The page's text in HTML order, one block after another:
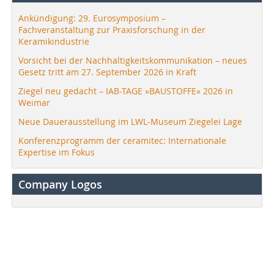
Ankündigung: 29. Eurosymposium –
Fachveranstaltung zur Praxisforschung in der
Keramikindustrie
Vorsicht bei der Nachhaltigkeitskommunikation – neues
Gesetz tritt am 27. September 2026 in Kraft
Ziegel neu gedacht – IAB-TAGE »BAUSTOFFE« 2026 in
Weimar
Neue Dauerausstellung im LWL-Museum Ziegelei Lage
Konferenzprogramm der ceramitec: Internationale
Expertise im Fokus
Company Logos